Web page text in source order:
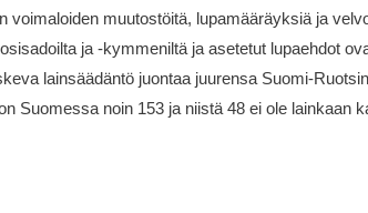
muutostöitä, lupamääräyksiä ja
ja -kymmeniltä ja asetetut lupaehdot
lainsäädäntö juontaa juurensa Suomi-
Suomessa noin 153 ja niistä 48 ei ole lainkaan